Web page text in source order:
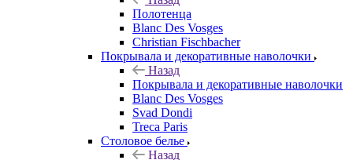
Полотенца
Blanc Des Vosges
Christian Fischbacher
Покрывала и декоративные наволочки
Назад
Покрывала и декоративные наволочки
Blanc Des Vosges
Svad Dondi
Treca Paris
Столовое белье
Назад